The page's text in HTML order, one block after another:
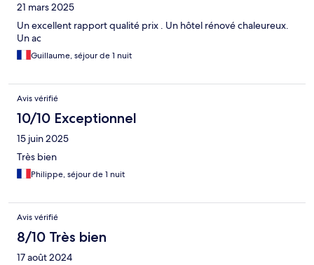
21 mars 2025
Un excellent rapport qualité prix . Un hôtel rénové chaleureux.
Un ac
Guillaume, séjour de 1 nuit
Avis vérifié
10/10 Exceptionnel
15 juin 2025
Très bien
Philippe, séjour de 1 nuit
Avis vérifié
8/10 Très bien
17 août 2024